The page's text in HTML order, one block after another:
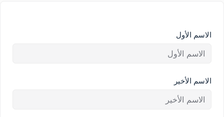
الاسم الأول
الاسم الأخير